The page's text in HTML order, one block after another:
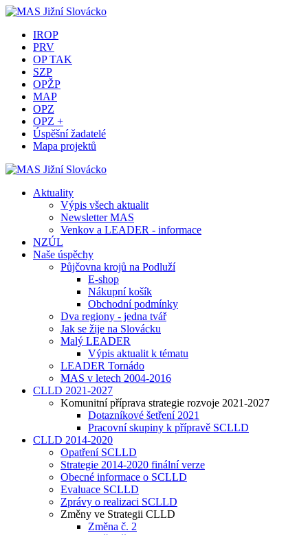
IROP
PRV
OP TAK
SZP
OPŽP
MAP
OPZ
OPZ +
Úspěšní žadatelé
Mapa projektů
Aktuality
Výpis všech aktualit
Newsletter MAS
Venkov a LEADER - informace
NZÚL
Naše úspěchy
Půjčovna krojů na Podluží
E-shop
Nákupní košík
Obchodní podmínky
Dva regiony - jedna tvář
Jak se žije na Slovácku
Malý LEADER
Výpis aktualit k tématu
LEADER Tornádo
MAS v letech 2004-2016
CLLD 2021-2027
Komunitní příprava strategie rozvoje 2021-2027
Dotazníkové šetření 2021
Pracovní skupiny k přípravě SCLLD
CLLD 2014-2020
Opatření SCLLD
Strategie 2014-2020 finální verze
Obecné informace o SCLLD
Evaluace SCLLD
Zprávy o realizaci SCLLD
Změny ve Strategii CLLD
Změna č. 2